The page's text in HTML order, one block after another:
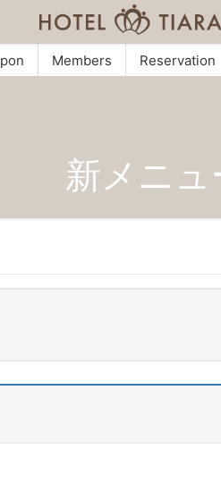
Members Reservation
新メニュ